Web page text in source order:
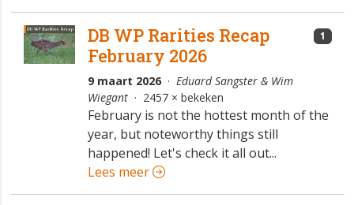
DB WP Rarities Recap
February 2026
1
9 maart 2026· Eduard Sangster & Wim
Wiegant· 2457 × bekeken
February is not the hottest month of the
year, but noteworthy things still
happened! Let's check it all out...
Lees meer